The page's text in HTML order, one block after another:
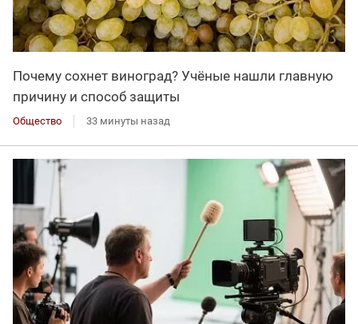
Почему сохнет виноград? Учёные нашли главную
причину и способ защиты
Общество 33 минуты назад